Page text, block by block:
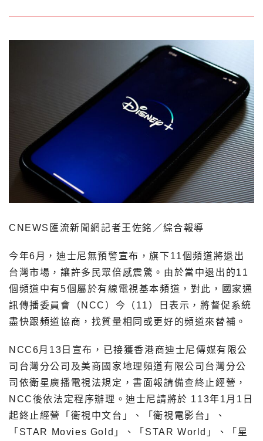
CNEWS匯流新聞網記者王佐銘／綜合報導
今年6月，迪士尼無預警宣布，旗下11個頻道將退出
台灣市場，讓許多民眾倍感震驚。由於當中退出的11
個頻道中有5個屬於有線電視基本頻道，對此，國家通
訊傳播委員會（NCC）今（11）日表示，將督促系統
盡快跟頻道協商，找質量相同或更好的頻道來替補。
NCC6月13日宣布，已接獲香港商迪士尼傳媒有限公
司台灣分公司及美商國家地理頻道有限公司台灣分公
司依衛星廣播電視法規定，書面報請備查終止經營，
NCC後依法定程序辦理。迪士尼請將於 113年1月1日
起終止經營「衛視中文台」、「衛視電影台」、
「STAR Movies Gold」、「STAR World」、「星